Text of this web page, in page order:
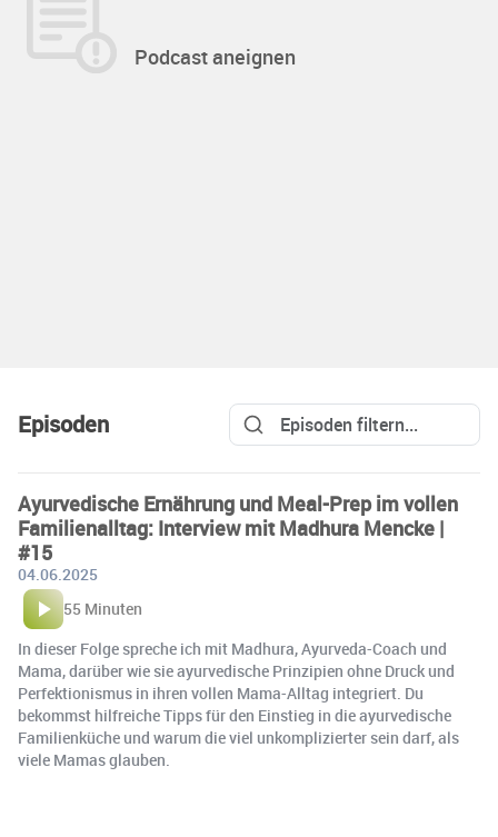
Podcast aneignen
Episoden
Ayurvedische Ernährung und Meal-Prep im vollen
Familienalltag: Interview mit Madhura Mencke |
#15
04.06.2025
55 Minuten
In dieser Folge spreche ich mit Madhura, Ayurveda-Coach und
Mama, darüber wie sie ayurvedische Prinzipien ohne Druck und
Perfektionismus in ihren vollen Mama-Alltag integriert. Du
bekommst hilfreiche Tipps für den Einstieg in die ayurvedische
Familienküche und warum die viel unkomplizierter sein darf, als
viele Mamas glauben.